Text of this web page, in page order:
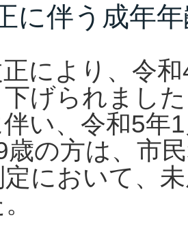
に伴う成年
により、令
げられまし
い、令和5年
歳の方は、市
定において、